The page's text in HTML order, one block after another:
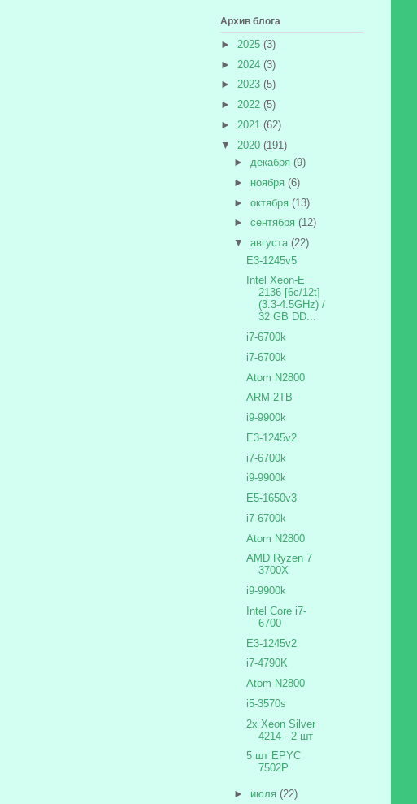
Архив блога
► 2025 (3)
► 2024 (3)
► 2023 (5)
► 2022 (5)
► 2021 (62)
▼ 2020 (191)
► декабря (9)
► ноября (6)
► октября (13)
► сентября (12)
▼ августа (22)
E3-1245v5
Intel Xeon-E
2136 [6c/12t]
(3.3-4.5GHz) /
32 GB DD...
i7-6700k
i7-6700k
Atom N2800
ARM-2TB
i9-9900k
E3-1245v2
i7-6700k
i9-9900k
E5-1650v3
i7-6700k
Atom N2800
AMD Ryzen 7
3700X
i9-9900k
Intel Core i7-
6700
E3-1245v2
i7-4790K
Atom N2800
i5-3570s
2x Xeon Silver
4214 - 2 шт
5 шт EPYC
7502P
► июля (22)